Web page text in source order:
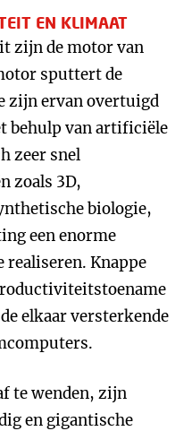
EN KLIMAAT
zijn de motor van
sputtert de
zijn ervan overtuigd
behulp van artificiële
zeer snel
zoals 3D,
biologie,
een enorme
Knappe
elkaar versterkende
te wenden, zijn
en gigantische